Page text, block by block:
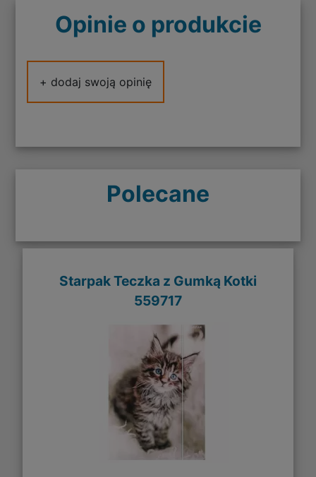
Opinie o produkcie
+ dodaj swoją opinię
Polecane
Starpak Teczka z Gumką Kotki
559717